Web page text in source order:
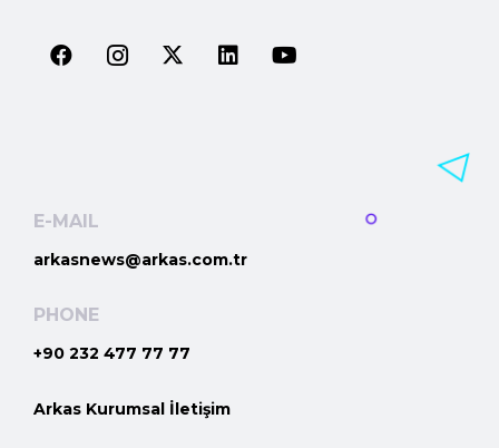
E-MAIL
arkasnews@arkas.com.tr
PHONE
+90 232 477 77 77
Arkas Kurumsal İletişim